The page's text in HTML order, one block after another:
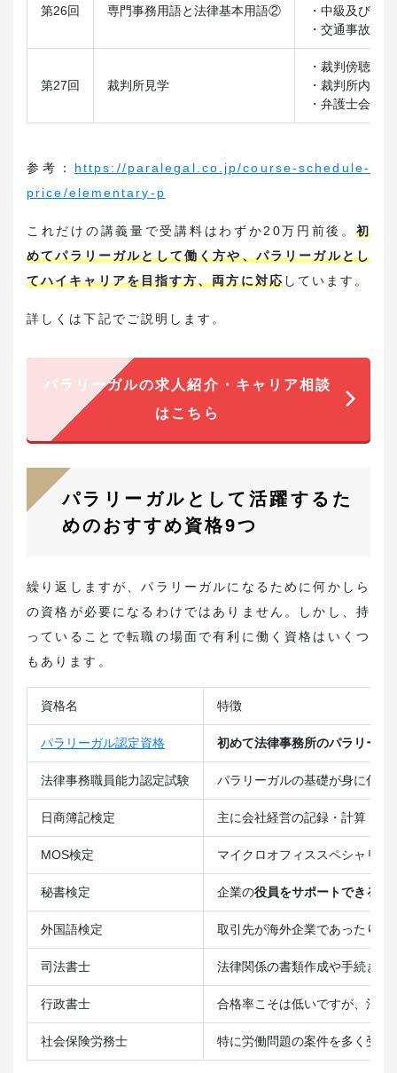
第26回 専門事務用語と法律基本用語②
・中級及び上
・交通事故，
第27回 裁判所見学
・裁判傍聴
・裁判所内の
・弁護士会館
参考： https://paralegal.co.jp/course-schedule-
price/elementary-p
これだけの講義量で受講料はわずか20万円前後。 初
めてパラリーガルとして働く方や、パラリーガルとし
てハイキャリアを目指す方、両方に対応しています。
詳しくは下記でご説明します。
パラリーガルの求人紹介・キャリア相談
はこちら
パラリーガルとして活躍するた
めのおすすめ資格9つ
繰り返しますが、パラリーガルになるために何かしら
の資格が必要になるわけではありません。しかし、持
っていることで転職の場面で有利に働く資格はいくつ
もあります。
資格名 特徴
パラリーガル認定資格 初めて法律事務所のパラリー
法律事務職員能力認定試験 パラリーガルの基礎が身に付く
日商簿記検定 主に会社経営の記録・計算・処
MOS検定 マイクロオフィススペシャリス
秘書検定 企業の役員をサポートできる知
外国語検定 取引先が海外企業であったり
司法書士 法律関係の書類作成や手続き
行政書士 合格率こそは低いですが、法
社会保険労務士 特に労働問題の案件を多く受